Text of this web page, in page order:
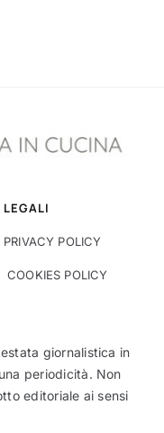
LEGALI
PRIVACY POLICY
COOKIES POLICY
giornalistica in
periodicità. Non
editoriale ai sensi